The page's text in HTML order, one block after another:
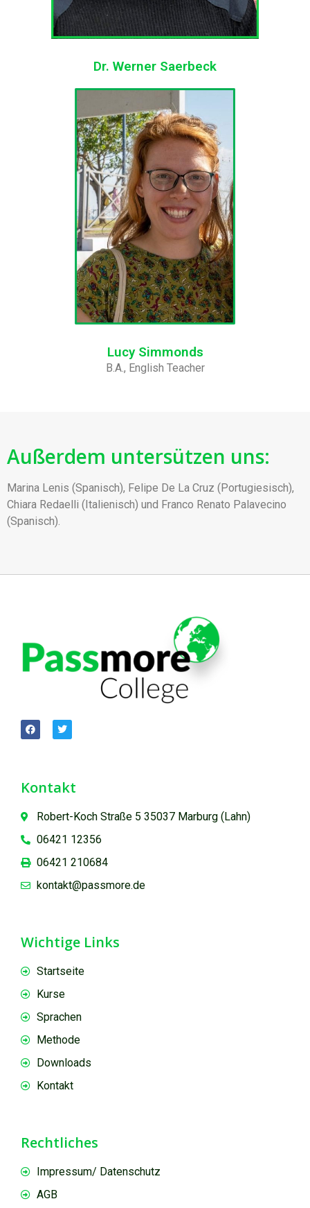
Dr. Werner Saerbeck
Lucy Simmonds
B.A., English Teacher
Außerdem untersützen uns:
Marina Lenis (Spanisch), Felipe De La Cruz (Portugiesisch),
Chiara Redaelli (Italienisch) und Franco Renato Palavecino
(Spanisch).
Kontakt
Robert-Koch Straße 5 35037 Marburg (Lahn)
06421 12356
06421 210684
kontakt@passmore.de
Wichtige Links
Startseite
Kurse
Sprachen
Methode
Downloads
Kontakt
Rechtliches
Impressum/ Datenschutz
AGB